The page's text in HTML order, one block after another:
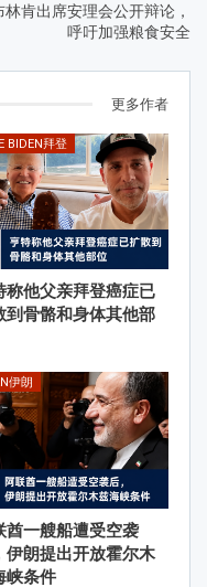
林肯出席安理会公开辩论，
呼吁加强粮食安全
更多作者
BIDEN拜登
称他父亲拜登癌症已
到骨骼和身体其他部
伊朗
酋一艘船遭受空袭
伊朗提出开放霍尔木
峡条件